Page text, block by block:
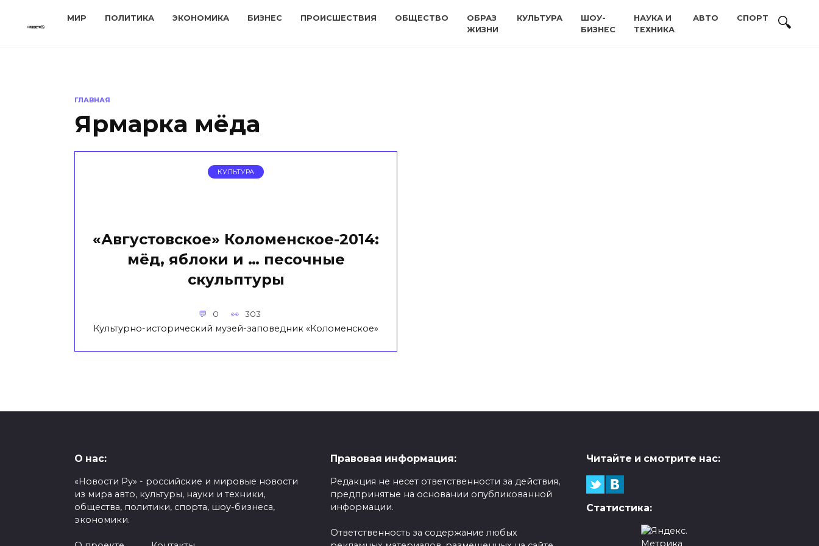
МИР ПОЛИТИКА ЭКОНОМИКА БИЗНЕС ПРОИСШЕСТВИЯ ОБЩЕСТВО
ОБРАЗ
ЖИЗНИ
КУЛЬТУРА
ШОУ-
БИЗНЕС
НАУКА И
ТЕХНИКА
АВТО СПОРТ
ГЛАВНАЯ
Ярмарка мёда
КУЛЬТУРА
«Августовское» Коломенское-2014:
мёд, яблоки и … песочные
скульптуры
0 303
Культурно-исторический музей-заповедник «Коломенское»
О нас:
«Новости Ру» - российские и мировые новости
из мира авто, культуры, науки и техники,
общества, политики, спорта, шоу-бизнеса,
экономики.
Правовая информация:
Редакция не несет ответственности за действия,
предпринятые на основании опубликованной
информации.
Ответственность за содержание любых
Читайте и смотрите нас:
Статистика: